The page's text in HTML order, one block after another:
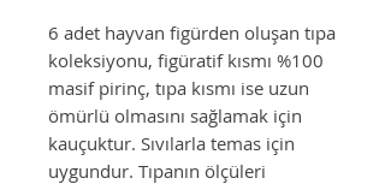
6 adet hayvan figürden oluşan tıpa
koleksiyonu, figüratif kısmı %100
masif pirinç, tıpa kısmı ise uzun
ömürlü olmasını sağlamak için
kauçuktur. Sıvılarla temas için
uygundur. Tıpanın ölçüleri